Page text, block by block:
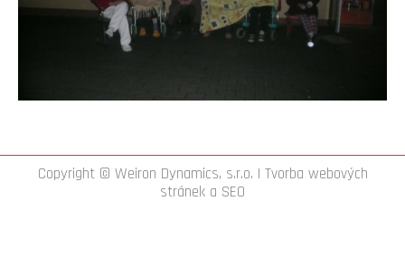
Copyright © Weiron Dynamics, s.r.o. | Tvorba webových
stránek a SEO